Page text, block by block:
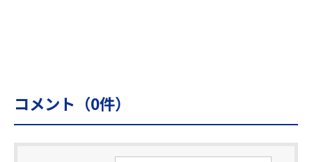
コメント（0件）